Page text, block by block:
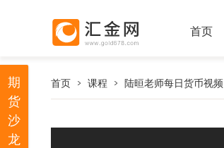
首页
首页 课程 陆晅老师每日货币视频
期
货
沙
龙